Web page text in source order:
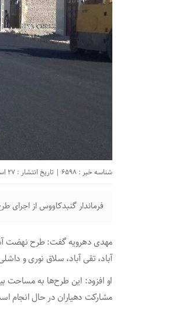
شناسه خبر : 6598 | تاریخ انتشار : 27 اسفند 1401 - 0:27 |
فرماندار گنبدکاووس از اجرای طرح نهضت آسفالت
مهدی دهرویه گفت: طرح نهضت
آباد، تقی آباد، سلاق نوری و
مشارکت دهیاران در حال انجام